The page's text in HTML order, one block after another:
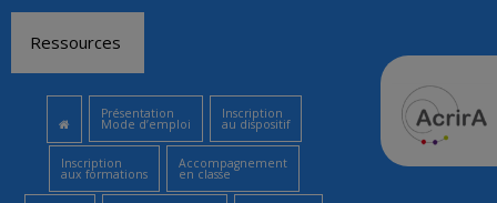
contenu
Ressources
Présentation
Mode d’emploi
Inscription
au dispositif
Inscription
aux formations
Accompagnement
en classe